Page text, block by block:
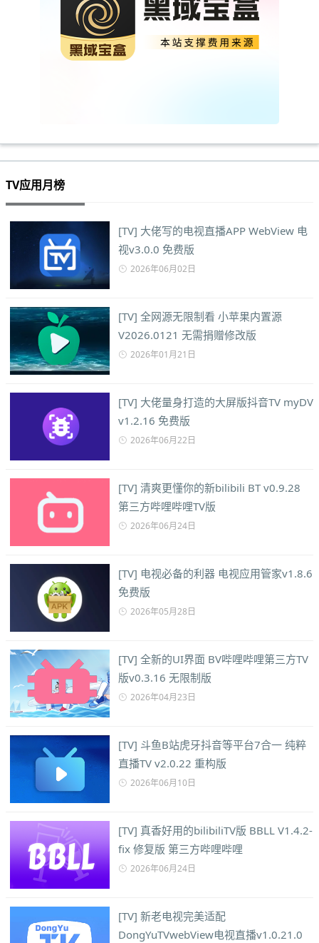
TV应用月榜
[TV] 大佬写的电视直播APP WebView 电
视v3.0.0 免费版
2026年06月02日
[TV] 全网源无限制看 小苹果内置源
V2026.0121 无需捐赠修改版
2026年01月21日
[TV] 大佬量身打造的大屏版抖音TV myDV
v1.2.16 免费版
2026年06月22日
[TV] 清爽更懂你的新bilibili BT v0.9.28
第三方哔哩哔哩TV版
2026年06月24日
[TV] 电视必备的利器 电视应用管家v1.8.6
免费版
2026年05月28日
[TV] 全新的UI界面 BV哔哩哔哩第三方TV
版v0.3.16 无限制版
2026年04月23日
[TV] 斗鱼B站虎牙抖音等平台7合一 纯粹
直播TV v2.0.22 重构版
2026年06月10日
[TV] 真香好用的bilibiliTV版 BBLL V1.4.2-
fix 修复版 第三方哔哩哔哩
2026年06月24日
[TV] 新老电视完美适配
DongYuTVwebView电视直播v1.0.21.0